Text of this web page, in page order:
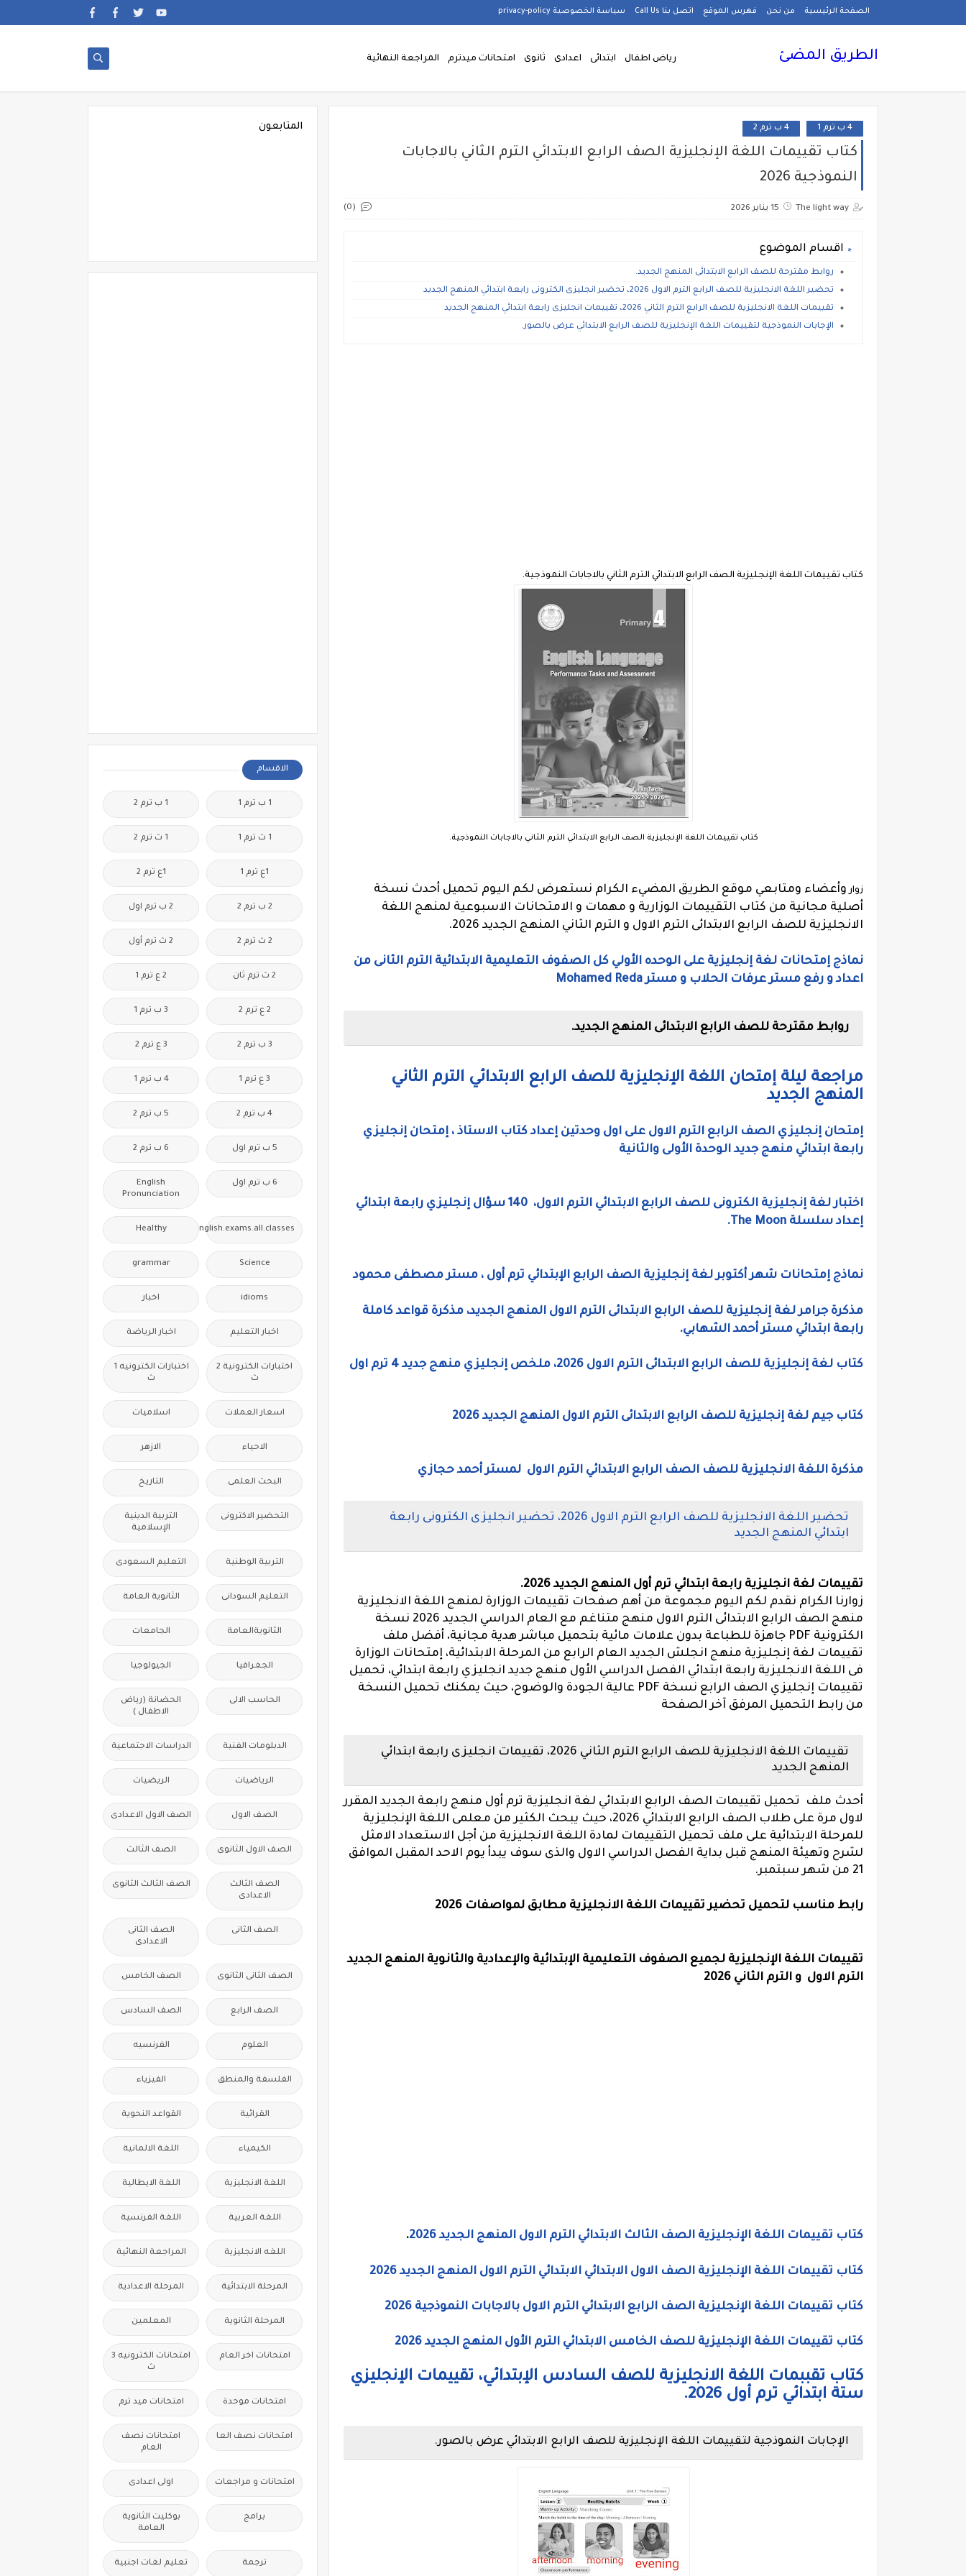
الصفحة الرئيسية من نحن فهرس الموقع اتصل بنا Call Us سياسة الخصوصية privacy-policy
الطريق المضئ رياض اطفال ابتدائى اعدادى ثانوى امتحانات ميدترم المراجعة النهائية
4 ب ترم 1 4 ب ترم 2
كتاب تقييمات اللغة الإنجليزية الصف الرابع الابتدائي الترم الثاني بالاجابات
النموذجية 2026
The light way 15 يناير 2026 (0)
اقسام الموضوع
روابط مقترحة للصف الرابع الابتدائى المنهج الجديد.
تحضير اللغة الانجليزية للصف الرابع الترم الاول 2026، تحضير انجليزى الكترونى رابعة ابتدائي المنهج الجديد
تقييمات اللغة الانجليزية للصف الرابع الترم الثاني 2026، تقييمات انجليزى رابعة ابتدائي المنهج الجديد
الإجابات النموذجية لتقييمات اللغة الإنجليزية للصف الرابع الابتدائي عرض بالصور.
كتاب تقييمات اللغة الإنجليزية الصف الرابع الابتدائي الترم الثاني بالاجابات النموذجية.
كتاب تقييمات اللغة الإنجليزية الصف الرابع الابتدائي الترم الثاني بالاجابات النموذجية.
زوار وأعضاء ومتابعي موقع الطريق المضيء الكرام نستعرض لكم اليوم تحميل أحدث نسخة
أصلية مجانية من كتاب التقييمات الوزارية و مهمات و الامتحانات الاسبوعية لمنهج اللغة
الانجليزية للصف الرابع الابتدائى الترم الاول و الترم الثاني المنهج الجديد 2026.
نماذج إمتحانات لغة إنجليزية على الوحده الأولي كل الصفوف التعليمية الابتدائية الترم الثانى من
اعداد و رفع مستر عرفات الحلاب و مستر Mohamed Reda
روابط مقترحة للصف الرابع الابتدائى المنهج الجديد.
مراجعة ليلة إمتحان اللغة الإنجليزية للصف الرابع الابتدائي الترم الثاني
المنهج الجديد
إمتحان إنجليزي الصف الرابع الترم الاول على اول وحدتين إعداد كتاب الاستاذ ، إمتحان إنجليزي
رابعة ابتدائي منهج جديد الوحدة الأولى والثانية
اختبار لغة إنجليزية الكترونى للصف الرابع الابتدائي الترم الاول، 140 سؤال إنجليزي رابعة ابتدائي
إعداد سلسلة The Moon.
نماذج إمتحانات شهر أكتوبر لغة إنجليزية الصف الرابع الإبتدائي ترم أول ، مستر مصطفى محمود
مذكرة جرامر لغة إنجليزية للصف الرابع الابتدائى الترم الاول المنهج الجديد، مذكرة قواعد كاملة
رابعة ابتدائي مستر أحمد الشهابي.
كتاب لغة إنجليزية للصف الرابع الابتدائى الترم الاول 2026، ملخص إنجليزي منهج جديد 4 ترم اول
كتاب جيم لغة إنجليزية للصف الرابع الابتدائى الترم الاول المنهج الجديد 2026
مذكرة اللغة الانجليزية للصف الصف الرابع الابتدائي الترم الاول لمستر أحمد حجازي
تحضير اللغة الانجليزية للصف الرابع الترم الاول 2026، تحضير انجليزى الكترونى رابعة
ابتدائي المنهج الجديد
تقييمات لغة انجليزية رابعة ابتدائي ترم أول المنهج الجديد 2026.
زوارنا الكرام نقدم لكم اليوم مجموعة من أهم صفحات تقييمات الوزارة لمنهج اللغة الانجليزية
منهج الصف الرابع الابتدائى الترم الاول منهج متناغم مع العام الدراسي الجديد 2026 نسخة
الكترونية PDF جاهزة للطباعة بدون علامات مائية بتحميل مباشر هدية مجانية، أفضل ملف
تقييمات لغة إنجليزية منهج انجلش الجديد العام الرابع من المرحلة الابتدائية، إمتحانات الوزارة
فى اللغة الانجليزية رابعة ابتدائي الفصل الدراسي الأول منهج جديد انجليزي رابعة ابتدائي، تحميل
تقييمات إنجليزي الصف الرابع نسخة PDF عالية الجودة والوضوح، حيث يمكنك تحميل النسخة
من رابط التحميل المرفق آخر الصفحة
تقييمات اللغة الانجليزية للصف الرابع الترم الثاني 2026، تقييمات انجليزى رابعة ابتدائي
المنهج الجديد
أحدث ملف تحميل تقييمات الصف الرابع الابتدائي لغة انجليزية ترم أول منهج رابعة الجديد المقرر
لاول مرة على طلاب الصف الرابع الابتدائي 2026، حيث يبحث الكثير من معلمى اللغة الإنجليزية
للمرحلة الابتدائية على ملف تحميل التقييمات لمادة اللغة الانجليزية من أجل الاستعداد الامثل
لشرح وتهيئة المنهج قبل بداية الفصل الدراسي الاول والذى سوف يبدأ يوم الاحد المقبل الموافق
21 من شهر سبتمبر.
رابط مناسب لتحميل تحضير تقييمات اللغة الانجليزية مطابق لمواصفات 2026
تقييمات اللغة الإنجليزية لجميع الصفوف التعليمية الإبتدائية والإعدادية والثانوية المنهج الجديد
الترم الاول و الترم الثاني 2026
كتاب تقييمات اللغة الإنجليزية الصف الثالث الابتدائي الترم الاول المنهج الجديد 2026 .
كتاب تقييمات اللغة الإنجليزية الصف الاول الابتدائي الابتدائي الترم الاول المنهج الجديد 2026
كتاب تقييمات اللغة الإنجليزية الصف الرابع الابتدائي الترم الاول بالاجابات النموذجية 2026
كتاب تقييمات اللغة الإنجليزية للصف الخامس الابتدائي الترم الأول المنهج الجديد 2026
كتاب تقببمات اللغة الانجليزية للصف السادس الإبتدائي، تقييمات الإنجليزي
ستة ابتدائي ترم أول 2026.
الإجابات النموذجية لتقييمات اللغة الإنجليزية للصف الرابع الابتدائي عرض بالصور.
المتابعون
الاقسام
1 ب ترم 1 1 ب ترم 2
1 ث ترم 1 1 ث ترم 2
1ع ترم 1 1ع ترم 2
2 ب ترم 2 2 ب ترم اول
2 ث ترم 2 2 ث ترم أول
2 ث ترم ثان 2 ع ترم 1
2 ع ترم 2 3 ب ترم 1
3 ب ترم 2 3 ع ترم 2
3 ع ترم 1 4 ب ترم 1
4 ب ترم 2 5 ب ترم 2
5 ب ترم اول 6 ب ترم 2
6 ب ترم اول
English
Pronunciation
Free.English.exams.all.classes
Healthy
Science
grammar
idioms اخبار
اخبار التعليم اخبار الرياضة
اختبارات الكترونية 2
ث
اختبارات الكترونيه 1
ث
اسعار العملات اسلاميات
الاحياء الازهر
البحث العلمى التاريخ
التحضير الاكترونى
التربية الدينية
الإسلامية
التربية الوطنية التعليم السعودى
التعليم السودانى الثانوية العامة
الثانويةالعامة الجامعات
الجغرافيا الجيولوجيا
الحاسب الالى
الحضانة (رياض
الاطفال )
الدبلومات الفنية الدراسات الاجتماعية
الرياضيات الريضيات
الصف الاول الصف الاول الاعدادى
الصف الاول الثانوى الصف الثالث
الصف الثالث
الاعدادى
الصف الثالث الثانوى
الصف الثانى
الصف الثانى
الاعدادى
الصف الثانى الثانوى الصف الخامس
الصف الرابع الصف السادس
العلوم الفرنسيه
الفلسفة والمنطق الفيزياء
القرائية القواعد النحوية
الكيمياء اللغة الالمانية
اللغة الانجليزية اللغة الايطالية
اللغة العربية اللغة الفرنسية
اللغه الانجليزية المراجعة النهائية
المرحلة الابتدائية المرحلة الاعدادية
المرحلة الثانوية المعلمين
امتحانات اخر العام
امتحانات الكترونيه 3
ث
امتحانات موحدة امتحانات ميد ترم
امتحانات نصف العا
امتحانات نصف
العام
امتحانات و مراجعات اولى اعدادى
برامج
بوكليت الثانوية
العامة
ترجمة تعليم لغات اجنبية